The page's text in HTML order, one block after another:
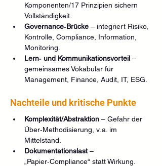
Komponenten/17 Prinzipien sichern
Vollständigkeit.
Governance‑Brücke – integriert Risiko,
Kontrolle, Compliance, Information,
Monitoring.
Lern‑ und Kommunikationsvorteil –
gemeinsames Vokabular für
Management, Finance, Audit, IT, ESG.
Nachteile und kritische Punkte
Komplexität/Abstraktion – Gefahr der
Über‑Methodisierung, v. a. im
Mittelstand.
Dokumentationslast –
„Papier‑Compliance“ statt Wirkung.